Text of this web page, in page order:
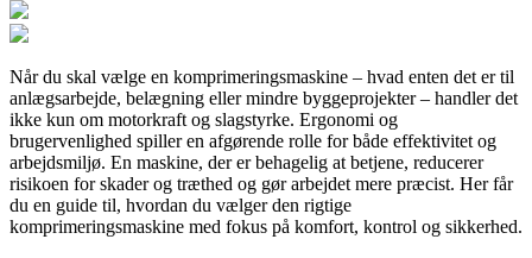
Når du skal vælge en komprimeringsmaskine – hvad enten det er til
anlægsarbejde, belægning eller mindre byggeprojekter – handler det
ikke kun om motorkraft og slagstyrke. Ergonomi og
brugervenlighed spiller en afgørende rolle for både effektivitet og
arbejdsmiljø. En maskine, der er behagelig at betjene, reducerer
risikoen for skader og træthed og gør arbejdet mere præcist. Her får
du en guide til, hvordan du vælger den rigtige
komprimeringsmaskine med fokus på komfort, kontrol og sikkerhed.